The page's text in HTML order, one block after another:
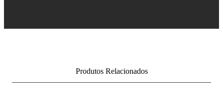
Produtos Relacionados